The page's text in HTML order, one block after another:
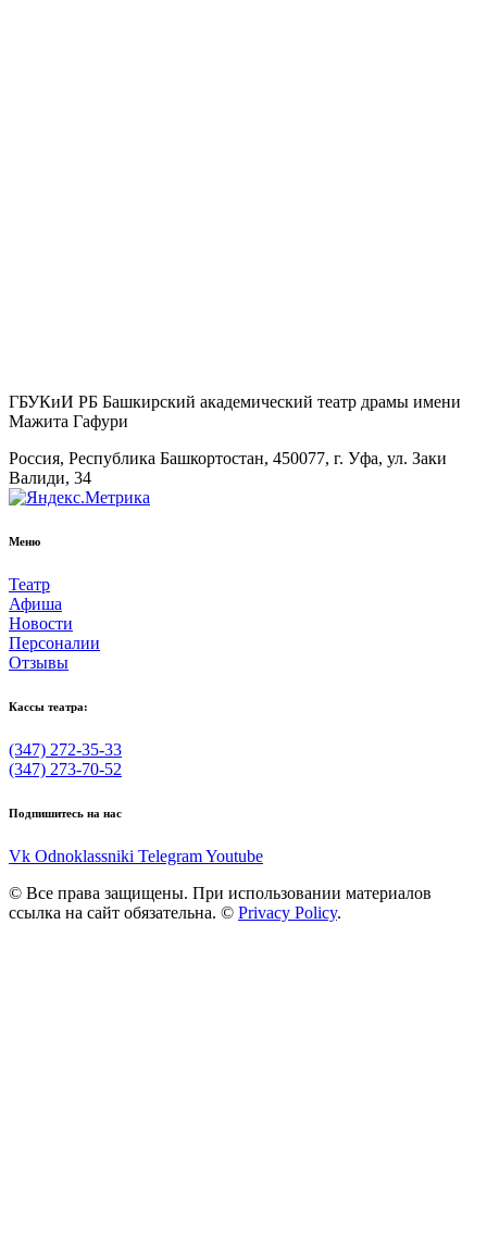
ГБУКиИ РБ Башкирский академический театр драмы имени
Мажита Гафури
Россия, Республика Башкортостан, 450077, г. Уфа, ул. Заки
Валиди, 34
Меню
Театр
Афиша
Новости
Персоналии
Отзывы
Кассы театра:
(347) 272-35-33
(347) 273-70-52
Подпишитесь на нас
Vk Odnoklassniki TelegramYoutube
© Все права защищены. При использовании материалов
ссылка на сайт обязательна. © Privacy Policy.